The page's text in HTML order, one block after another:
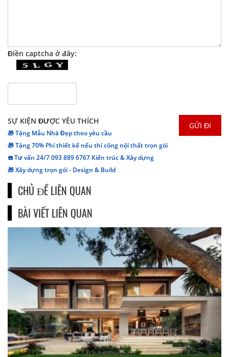
Điền captcha ở đây:
SỰ KIỆN ĐƯỢC YÊU THÍCH
🎁 Tặng Mẫu Nhà Đẹp theo yêu cầu
🎁 Tặng 70% Phí thiết kế nếu thi công nội thất trọn gói
☎️ Tư vấn 24/7 093 889 6767 Kiến trúc & Xây dựng
🎁 Xây dựng trọn gói - Design & Build
CHỦ ĐỀ LIÊN QUAN
BÀI VIẾT LIÊN QUAN